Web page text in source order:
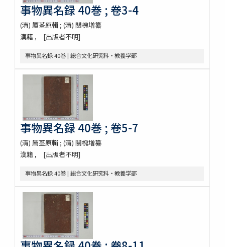
事物異名録 40巻 ; 卷3-4
(清) 厲荃原輯 ; (清) 關槐増纂
漢籍
[出版者不明]
事物異名録 40巻 | 総合文化研究科・教養学部
事物異名録 40巻 ; 卷5-7
(清) 厲荃原輯 ; (清) 關槐増纂
漢籍
[出版者不明]
事物異名録 40巻 | 総合文化研究科・教養学部